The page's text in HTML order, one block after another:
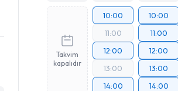
Takvim
kapalıdır
10:00
11:00
12:00
13:00
14:00
10:00
11:00
12:00
13:00
14:00